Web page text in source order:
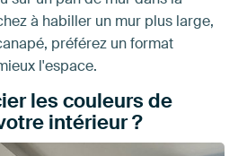
à habiller un mur plus large,
préférez un format
l'espace.
les couleurs de
intérieur ?